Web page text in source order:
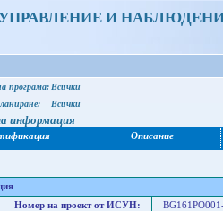
И
програма: Всички
Всички
информация
Описание
Номер на проект от ИСУН: